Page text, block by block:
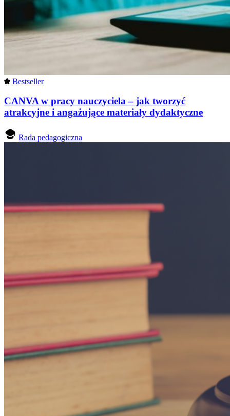
Bestseller
CANVA w pracy nauczyciela – jak tworzyć
atrakcyjne i angażujące materiały dydaktyczne
Rada pedagogiczna